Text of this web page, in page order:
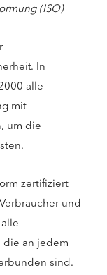
(ISO)
In
alle
mit
um die
zertifiziert
und
die an jedem
sind.